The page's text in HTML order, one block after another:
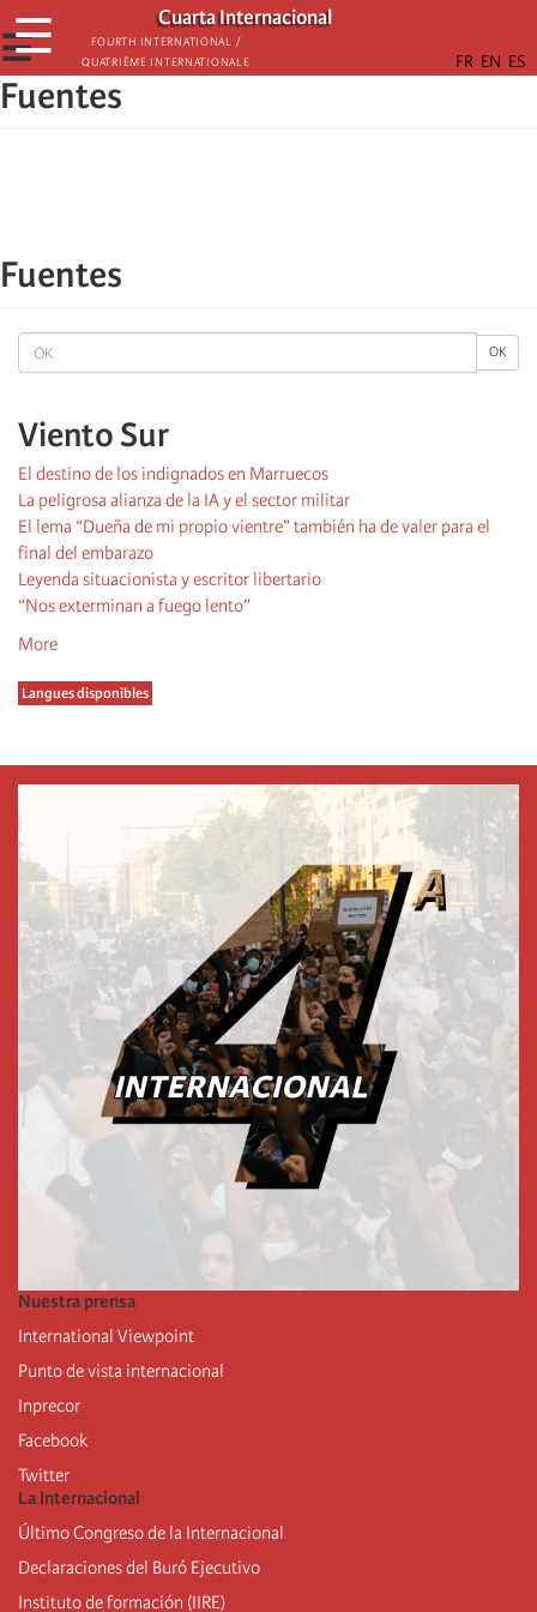
Skip
to
main
content
Cuarta Internacional
Fourth International /
Quatrième internationale
☰
☰
OK OK
Viento Sur
El destino de los indignados en Marruecos
La peligrosa alianza de la IA y el sector militar
El lema “Dueña de mi propio vientre” también ha de valer para el
final del embarazo
Leyenda situacionista y escritor libertario
“Nos exterminan a fuego lento”
More
Langues disponibles
Fuentes
Fuentes
Nuestra prensa
International Viewpoint
Punto de vista internacional
Inprecor
Facebook
Twitter
La Internacional
Último Congreso de la Internacional
Declaraciones del Buró Ejecutivo
Instituto de formación (IIRE)